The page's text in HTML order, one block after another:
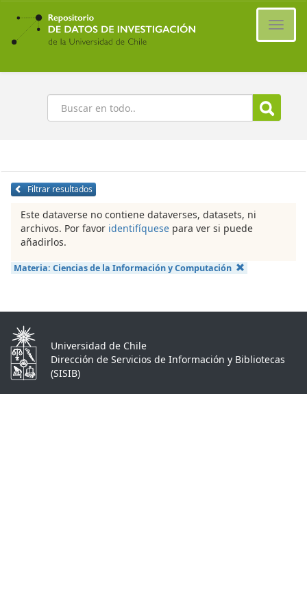
Ir
contenido
principal
Buscar
Filtrar resultados
Este dataverse no contiene dataverses, datasets, ni
archivos. Por favor identifíquese para ver si puede
añadirlos.
Materia: Ciencias de la Información y Computación
Universidad de Chile
Dirección de Servicios de Información y Bibliotecas
(SISIB)